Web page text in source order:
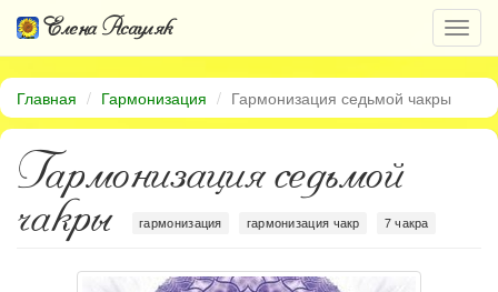
Елена Асауляк
Главная Гармонизация Гармонизация седьмой чакры
Гармонизация седьмой
чакры
гармонизация гармонизация чакр 7 чакра